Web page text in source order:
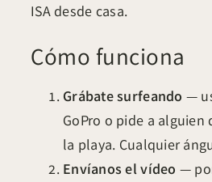
ISA desde casa.
Cómo funciona
Grábate surfeando —
GoPro o pide a alguien
la playa. Cualquier
Envíanos el vídeo —